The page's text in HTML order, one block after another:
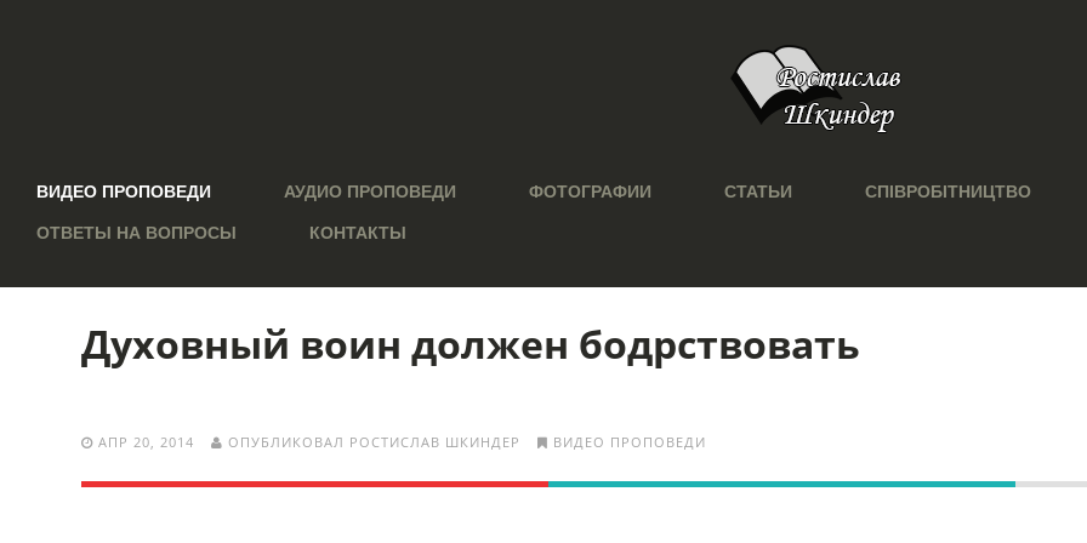
ВИДЕО ПРОПОВЕДИ АУДИО ПРОПОВЕДИ ФОТОГРАФИИ СТАТЬИ СПІВРОБІТНИЦТВО
ОТВЕТЫ НА ВОПРОСЫ КОНТАКТЫ
Духовный воин должен бодрствовать
АПР 20, 2014 ОПУБЛИКОВАЛ РОСТИСЛАВ ШКИНДЕР ВИДЕО ПРОПОВЕДИ